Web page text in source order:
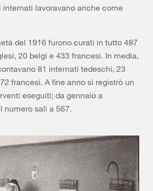
internati lavoravano anche come
del 1916 furono curati in tutto 487
20 belgi e 433 francesi. In media,
81 internati tedeschi, 23
francesi. A fine anno si registrò un
eseguiti; da gennaio a
numero salì a 567.